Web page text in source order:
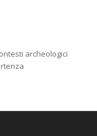
archeologici